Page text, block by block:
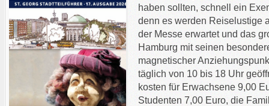
haben sollten, schnell ein
denn es werden Reiselustige
der Messe erwartet und das
Hamburg mit seinen
magnetischer
täglich von 10 bis 18 Uhr
kosten für Erwachsene 9,00
Studenten 7,00 Euro, die